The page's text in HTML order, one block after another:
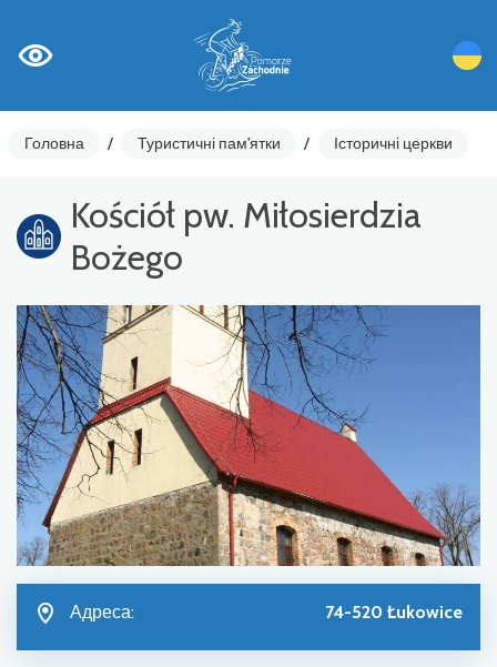
Головна / Туристичні пам'ятки / Історичні церкви
Kościół pw. Miłosierdzia
Bożego
Адреса: 74-520 Łukowice